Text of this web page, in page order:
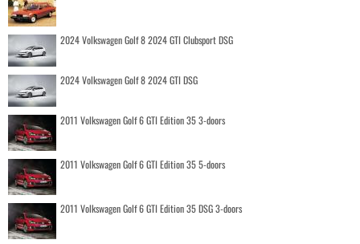
2024 Volkswagen Golf 8 2024 GTI Clubsport DSG
2024 Volkswagen Golf 8 2024 GTI DSG
2011 Volkswagen Golf 6 GTI Edition 35 3-doors
2011 Volkswagen Golf 6 GTI Edition 35 5-doors
2011 Volkswagen Golf 6 GTI Edition 35 DSG 3-doors